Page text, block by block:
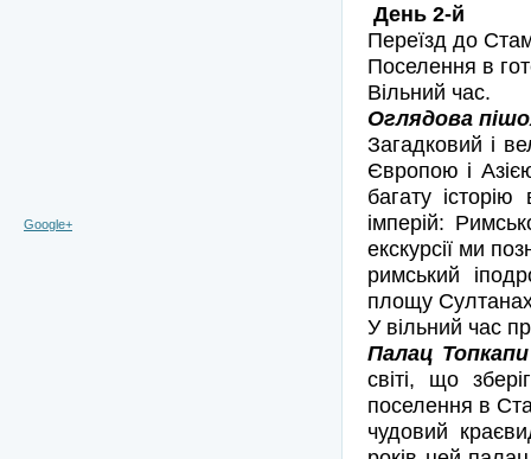
День 2-й
Переїзд до
Поселення в
Вільний час.
Оглядова
Загадковий і
Європою і
багату
імперій:
екскурсії ми
римський
площу
У вільний час
Палац
світі, що
поселення в
чудовий
Google+